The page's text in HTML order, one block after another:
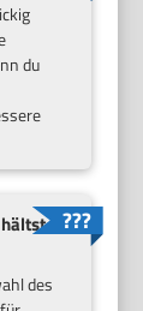
du
du
des